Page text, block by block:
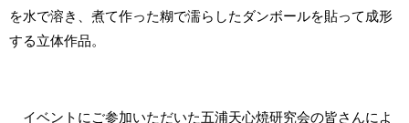
を水で溶き、煮て作った糊で濡らしたダンボールを貼って成形
する立体作品。
イベントにご参加いただいた五浦天心焼研究会の皆さんによ